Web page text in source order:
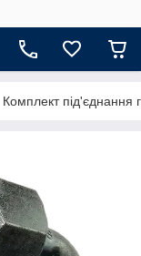
Комплект під'єднання